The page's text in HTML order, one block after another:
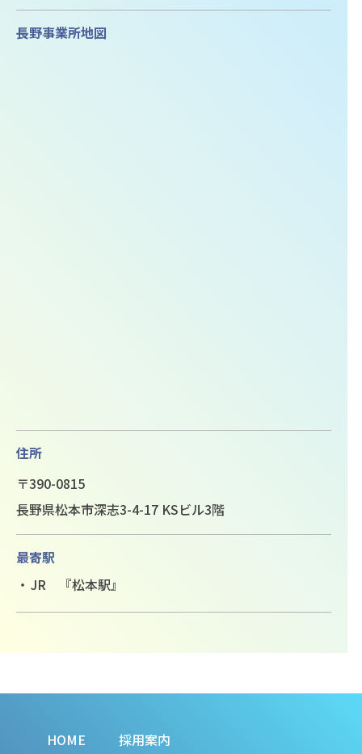
長野事業所地図
住所
〒390-0815
長野県松本市深志3-4-17 KSビル3階
最寄駅
JR 『松本駅』
HOME 採用案内